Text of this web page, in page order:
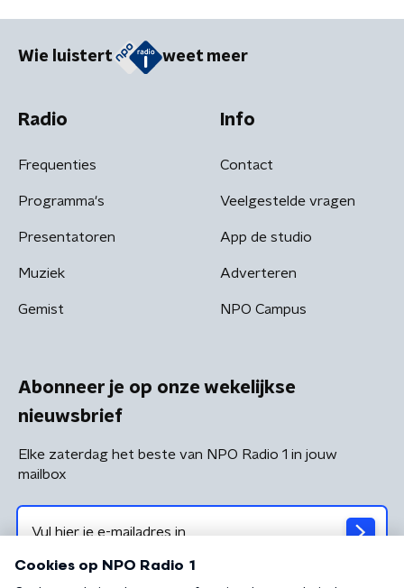
Wie luistert weet meer
Radio
Frequenties
Programma's
Presentatoren
Muziek
Gemist
Info
Contact
Veelgestelde vragen
App de studio
Adverteren
NPO Campus
Abonneer je op onze wekelijkse
nieuwsbrief
Elke zaterdag het beste van NPO Radio 1 in jouw
mailbox